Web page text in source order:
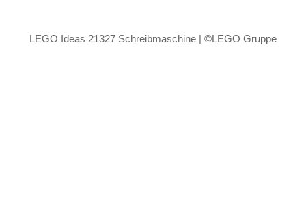
LEGO Ideas 21327 Schreibmaschine | ©LEGO Gruppe